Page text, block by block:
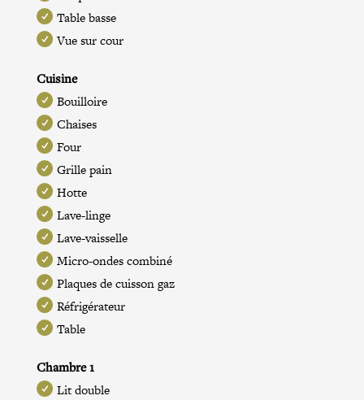
Table basse
Vue sur cour
Cuisine
Bouilloire
Chaises
Four
Grille pain
Hotte
Lave-linge
Lave-vaisselle
Micro-ondes combiné
Plaques de cuisson gaz
Réfrigérateur
Table
Chambre 1
Lit double